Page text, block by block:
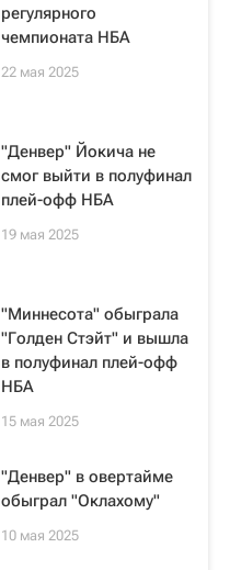
регулярного
чемпионата НБА
22 мая 2025
"Денвер" Йокича не
смог выйти в полуфинал
плей-офф НБА
19 мая 2025
"Миннесота" обыграла
"Голден Стэйт" и вышла
в полуфинал плей-офф
НБА
15 мая 2025
"Денвер" в овертайме
обыграл "Оклахому"
10 мая 2025